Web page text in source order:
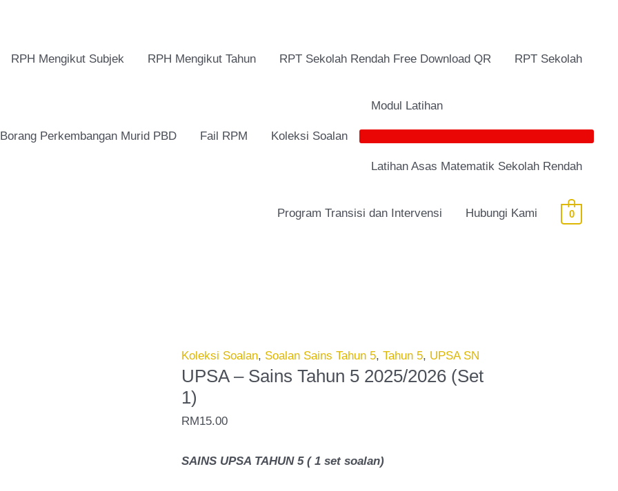
RPH Mengikut Subjek RPH Mengikut Tahun RPT Sekolah Rendah Free Download QR RPT Sekolah
Borang Perkembangan Murid PBD Fail RPM Koleksi Soalan
Modul Latihan
Latihan Asas Matematik Sekolah Rendah
Program Transisi dan Intervensi Hubungi Kami 0
Koleksi Soalan, Soalan Sains Tahun 5, Tahun 5, UPSA SN
UPSA – Sains Tahun 5 2025/2026 (Set
1)
RM15.00
SAINS UPSA TAHUN 5 ( 1 set soalan)
Tahun
5
2025/2026
(Set
1)